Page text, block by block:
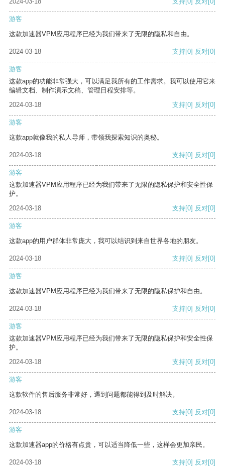
游客
这款加速器VPM应用程序已经为我们带来了无限的隐私和自由。
2024-03-18 支持[0] 反对[0]
游客
这款app的功能非常强大，可以满足我所有的工作需求。我可以使用它来
编辑文档、制作演示文稿、管理日程安排等。
2024-03-18
支持[0] 反对[0]
游客
这款app就像我的私人导师，带领我探索知识的奥秘。
2024-03-18 支持[0] 反对[0]
游客
这款加速器VPM应用程序已经为我们带来了无限的隐私保护和安全性保
护。
2024-03-18
支持[0] 反对[0]
游客
这款app的用户群体非常庞大，我可以结识到来自世界各地的朋友。
2024-03-18 支持[0] 反对[0]
游客
这款加速器VPM应用程序已经为我们带来了无限的隐私保护和自由。
2024-03-18 支持[0] 反对[0]
游客
这款加速器VPM应用程序已经为我们带来了无限的隐私保护和安全性保
护。
2024-03-18
支持[0] 反对[0]
游客
这款软件的售后服务非常好，遇到问题都能得到及时解决。
2024-03-18 支持[0] 反对[0]
游客
这款加速器app的价格有点贵，可以适当降低一些，这样会更加亲民。
2024-03-18 支持[0] 反对[0]